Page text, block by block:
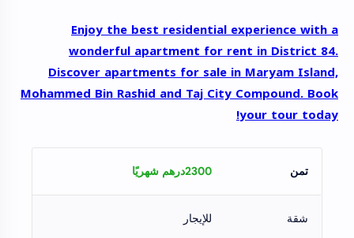
Enjoy the best residential experience with a
wonderful apartment for rent in District 84.
Discover apartments for sale in Maryam Island,
Mohammed Bin Rashid and Taj City Compound. Book
your tour today!
تمن 2300درهم شهريًا
شقة للإيجار